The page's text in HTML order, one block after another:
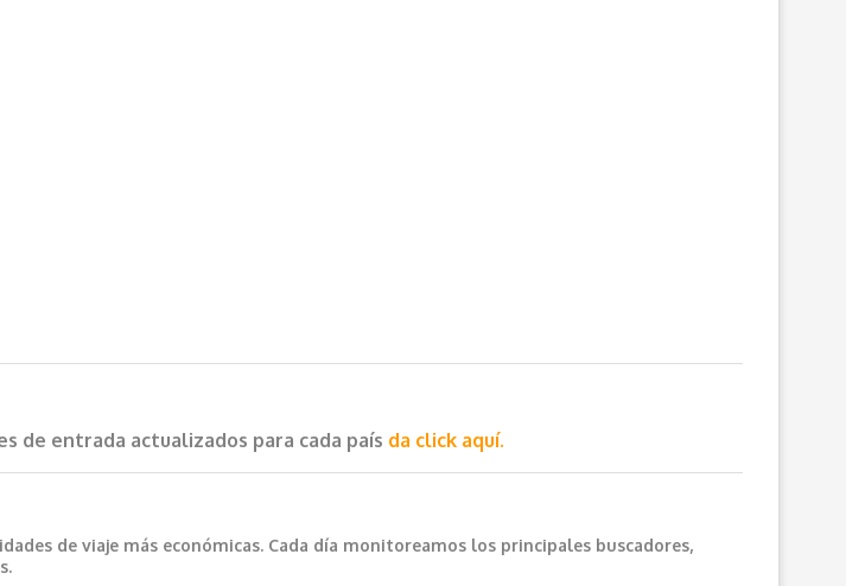
de entrada actualizados para cada país da click aquí.
de viaje más económicas. Cada día monitoreamos los principales buscadores,